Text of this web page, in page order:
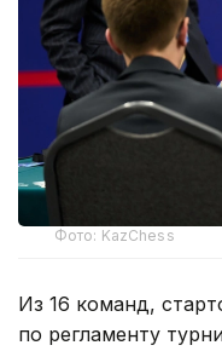
Фото: KazChess
Из 16 команд,
по регламенту